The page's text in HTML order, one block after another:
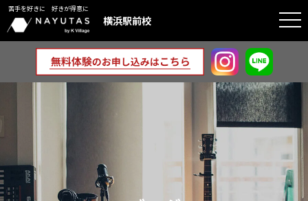
苦手を好きに 好きが得意に
横浜駅前校